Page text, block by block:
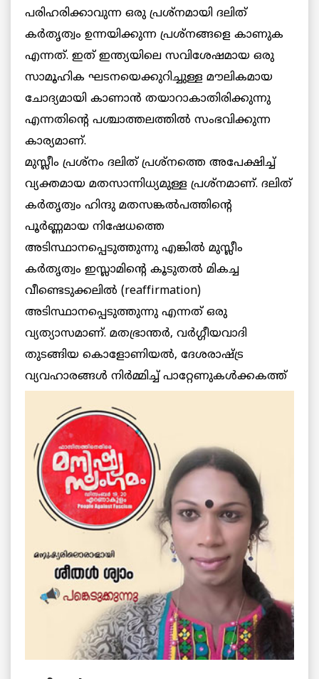
പരിഹരിക്കാവുന്ന ഒരു പ്രശ്‌നമായി ദലിത്
കര്‍തൃത്വം ഉന്നയിക്കുന്ന പ്രശ്‌നങ്ങളെ കാണുക
എന്നത്. ഇത് ഇന്ത്യയിലെ സവിശേഷമായ ഒരു
സാമൂഹിക ഘടനയെക്കുറിച്ചുള്ള മൗലികമായ
ചോദ്യമായി കാണാന്‍ തയാറാകാതിരിക്കുന്നു
എന്നതിന്റെ പശ്ചാത്തലത്തില്‍ സംഭവിക്കുന്ന
കാര്യമാണ്.
മുസ്ലീം പ്രശ്‌നം ദലിത് പ്രശ്‌നത്തെ അപേക്ഷിച്ച്
വ്യക്തമായ മതസാന്നിധ്യമുള്ള പ്രശ്‌നമാണ്. ദലിത്
കര്‍തൃത്വം ഹിന്ദു മതസങ്കല്‍പത്തിന്റെ
പൂര്‍ണ്ണമായ നിഷേധത്തെ
അടിസ്ഥാനപ്പെടുത്തുന്നു എങ്കില്‍ മുസ്ലീം
കര്‍തൃത്വം ഇസ്ലാമിന്റെ കൂടുതല്‍ മികച്ച
വീണ്ടെടുക്കലില്‍ (reaffirmation)
അടിസ്ഥാനപ്പെടുത്തുന്നു എന്നത് ഒരു
വ്യത്യാസമാണ്. മതഭ്രാന്തര്‍, വര്‍ഗ്ഗീയവാദി
തുടങ്ങിയ കൊളോണിയല്‍, ദേശരാഷ്ട്ര
വ്യവഹാരങ്ങള്‍ നിര്‍മ്മിച്ച് പാറ്റേണുകള്‍ക്കകത്ത്